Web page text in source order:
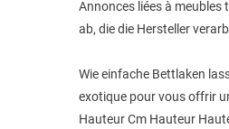
Annonces liées à meubles
ab, die die Hersteller
Wie einfache Bettlaken
exotique pour vous offrir
Hauteur Cm Hauteur